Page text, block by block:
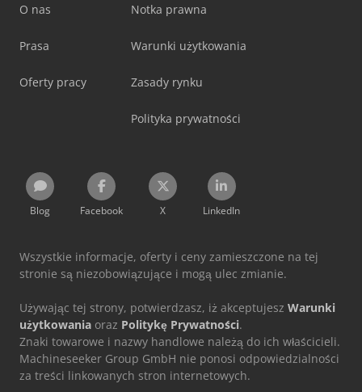
O nas
Prasa
Oferty pracy
Notka prawna
Warunki użytkowania
Zasady rynku
Polityka prywatności
Blog Facebook X LinkedIn
Wszystkie informacje, oferty i ceny zamieszczone na tej
stronie są niezobowiązujące i mogą ulec zmianie.
Używając tej strony, potwierdzasz, iż akceptujesz Warunki
użytkowania oraz Politykę Prywatności.
Znaki towarowe i nazwy handlowe należą do ich właścicieli.
Machineseeker Group GmbH nie ponosi odpowiedzialności
za treści linkowanych stron internetowych.